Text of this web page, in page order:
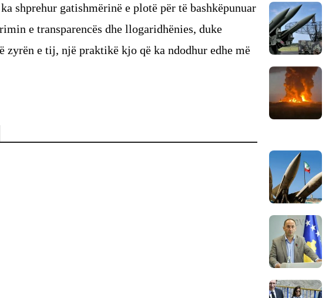
shprehur gatishmërinë e plotë për të bashkëpunuar
e transparencës dhe llogaridhënies, duke
e tij, një praktikë kjo që ka ndodhur edhe më